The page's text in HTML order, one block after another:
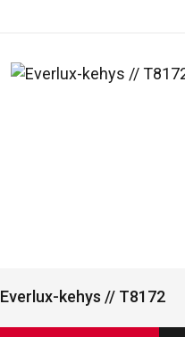
Everlux-kehys // T8172